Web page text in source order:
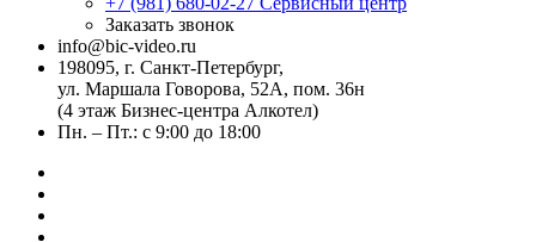
Заказать звонок
info@bic-video.ru
198095, г. Санкт-Петербург,
ул. Маршала Говорова, 52А, пом. 36н
(4 этаж Бизнес-центра Алкотел)
Пн. – Пт.: с 9:00 до 18:00